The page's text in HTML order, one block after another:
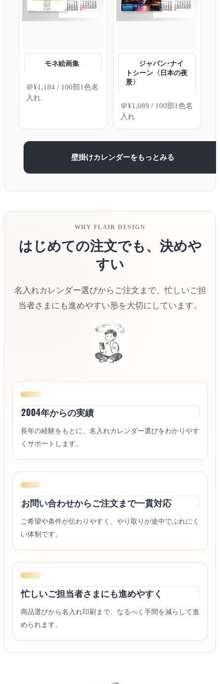
モネ絵画集
＠¥1,184/ 100部1色名
入れ
ジャパン･ナイ
トシーン〈日本の夜
景〉
＠¥1,089 / 100部1色名
入れ
壁掛けカレンダーをもっとみる
WHY FLAIR DESIGN
はじめての注文でも、決めや
すい
名入れカレンダー選びからご注文まで、忙しいご担
当者さまにも進めやすい形を大切にしています。
2004年からの実績
長年の経験をもとに、名入れカレンダー選びをわかりやす
くサポートします。
お問い合わせからご注文まで一貫対応
ご希望や条件が伝わりやすく、やり取りが途中でぶれにく
い体制です。
忙しいご担当者さまにも進めやすく
商品選びから名入れ印刷まで、なるべく手間を減らして進
められます。